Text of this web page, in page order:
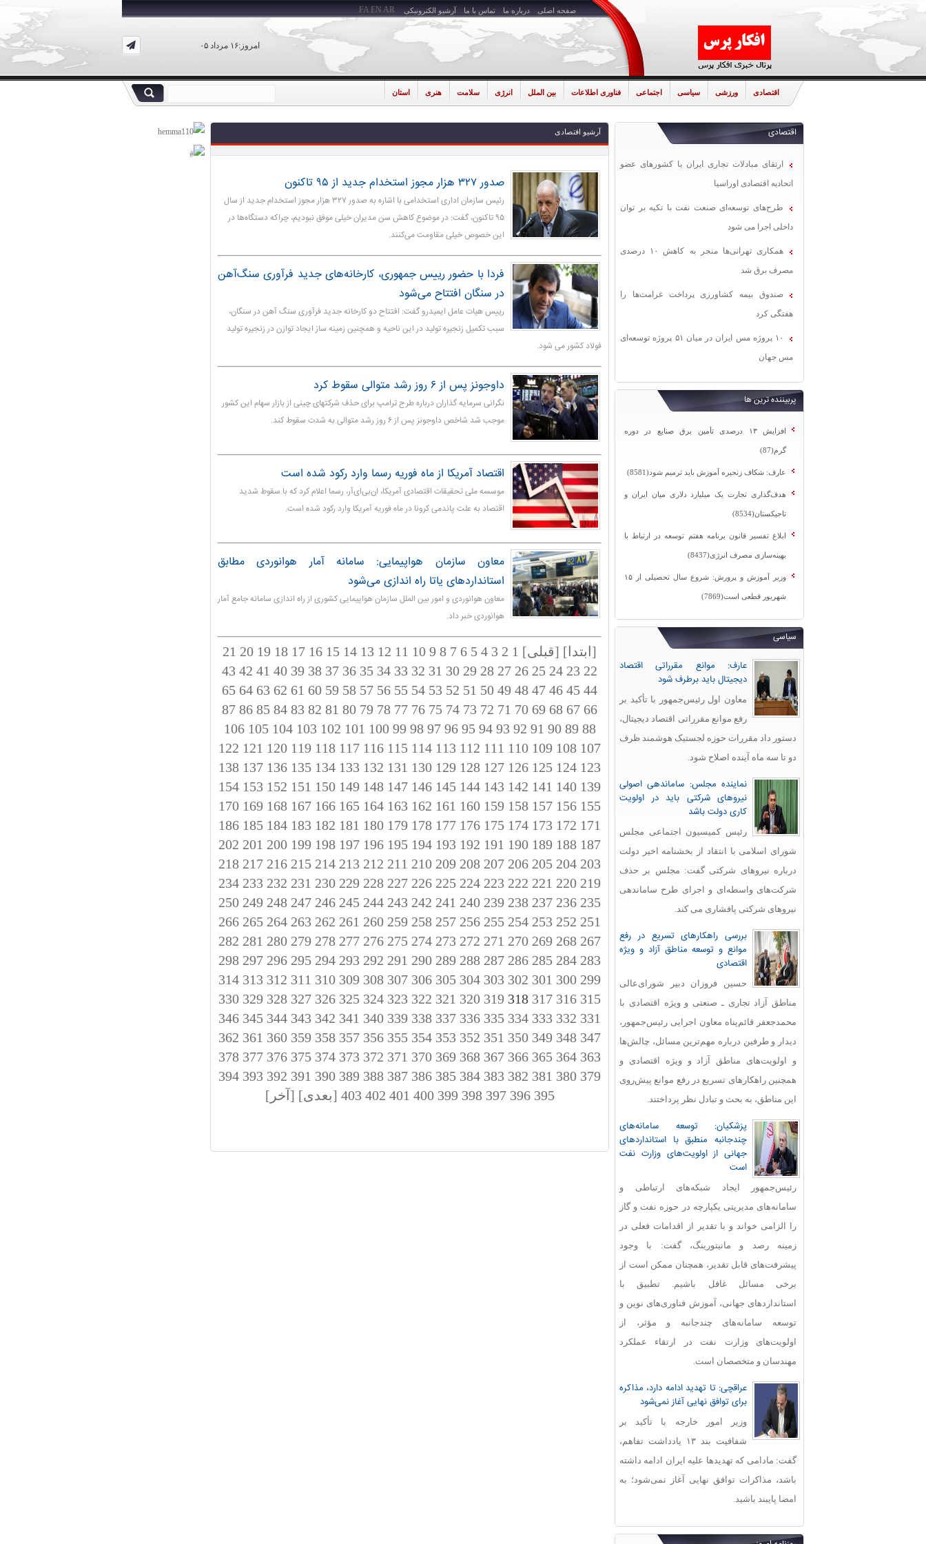
صفحه اصلی درباره ما تماس با ما آرشیو الکترونیکی
امروز:۱۶ مرداد ۰۵
FA EN AR
اقتصادی ورزشی سیاسی اجتماعی فناوری اطلاعات بین الملل انرژی سلامت هنری استان
اقتصادی
ارتقای مبادلات تجاری ایران با کشورهای عضو
اتحادیه اقتصادی اوراسیا
طرح‌های توسعه‌ای صنعت نفت با تکیه بر توان
داخلی اجرا می شود
همکاری تهرانی‌ها منجر به کاهش ۱۰ درصدی
مصرف برق شد
صندوق بیمه کشاورزی پرداخت غرامت‌ها را
هفتگی کرد
۱۰ پروژه مس ایران در میان ۵۱ پروژه توسعه‌ای
مس جهان
پربیننده ترین ها
افزایش ۱۳ درصدی تأمین برق صنایع در دوره
گرم(87)
عارف: شکاف زنجیره آموزش باید ترمیم شود(8581)
هدف‌گذاری تجارت یک میلیارد دلاری میان ایران و
تاجیکستان(8534)
ابلاغ تفسیر قانون برنامه هفتم توسعه در ارتباط با
بهینه‌سازی مصرف انرژی(8437)
وزیر آموزش و پرورش: شروع سال تحصیلی از ۱۵
شهریور قطعی است(7869)
سیاسی
عارف: موانع مقرراتی اقتصاد
دیجیتال باید برطرف شود
معاون اول رئیس‌جمهور با تأکید بر
رفع موانع مقرراتی اقتصاد دیجیتال،
دستور داد مقررات حوزه لجستیک هوشمند ظرف
دو تا سه ماه آینده اصلاح شود.
نماینده مجلس: ساماندهی اصولی
نیروهای شرکتی باید در اولویت
کاری دولت باشد
رئیس کمیسیون اجتماعی مجلس
شورای اسلامی با انتقاد از بخشنامه اخیر دولت
درباره نیروهای شرکتی گفت: مجلس بر حذف
شرکت‌های واسطه‌ای و اجرای طرح ساماندهی
نیروهای شرکتی پافشاری می کند.
بررسی راهکارهای تسریع در رفع
موانع و توسعه مناطق آزاد و ویژه
اقتصادی
حسین فروزان دبیر شورای‌عالی
مناطق آزاد تجاری ـ صنعتی و ویژه اقتصادی با
محمدجعفر قائم‌پناه معاون اجرایی رئیس‌جمهور،
دیدار و طرفین درباره مهم‌ترین مسائل، چالش‌ها
و اولویت‌های مناطق آزاد و ویژه اقتصادی و
همچنین راهکارهای تسریع در رفع موانع پیش‌روی
این مناطق، به بحث و تبادل نظر پرداختند.
پزشکیان: توسعه سامانه‌های
چندجانبه منطبق با استانداردهای
جهانی از اولویت‌های وزارت نفت
است
رئیس‌جمهور ایجاد شبکه‌های ارتباطی و
سامانه‌های مدیریتی یکپارچه در حوزه نفت و گاز
را الزامی خواند و با تقدیر از اقدامات فعلی در
زمینه رصد و مانیتورینگ، گفت: با وجود
پیشرفت‌های قابل‌ تقدیر، همچنان ممکن است از
برخی مسائل غافل باشیم. تطبیق با
استانداردهای جهانی، آموزش فناوری‌های نوین و
توسعه سامانه‌های چندجانبه و مؤثر، از
اولویت‌های وزارت نفت در ارتقاء عملکرد
مهندسان و متخصصان است.
عراقچی: تا تهدید ادامه دارد، مذاکره
برای توافق نهایی آغاز نمی‌شود
وزیر امور خارجه با تأکید بر
شفافیت بند ۱۳ یادداشت تفاهم،
گفت: مادامی که تهدیدها علیه ایران ادامه داشته
باشد، مذاکرات توافق نهایی آغاز نمی‌شود؛ به
امضا پایبند باشید.
آرشیو اقتصادی
صدور ۳۲۷ هزار مجوز استخدام جدید از ۹۵ تاکنون
رئیس سازمان اداری استخدامی با اشاره به صدور ۳۲۷ هزار مجوز استخدام جدید از سال
۹۵ تاکنون، گفت: در موضوع کاهش سن مدیران خیلی موفق نبودیم، چراکه دستگاه‌ها در
این خصوص خیلی مقاومت می‌کنند.
فردا با حضور رییس جمهوری، کارخانه‌های جدید فرآوری سنگ‌آهن
در سنگان افتتاح می‌شود
رییس هیات عامل ایمیدرو گفت: افتتاح دو کارخانه جدید فرآوری سنگ آهن در سنگان،
سبب تکمیل زنجیره تولید در این ناحیه و همچنین زمینه ساز ایجاد توازن در زنجیره تولید
فولاد کشور می شود.
داوجونز پس از ۶ روز رشد متوالی سقوط کرد
نگرانی سرمایه گذاران درباره طرح ترامپ برای حذف شرکتهای چینی از بازار سهام این کشور
موجب شد شاخص داوجونز پس از ۶ روز رشد متوالی به شدت سقوط کند.
اقتصاد آمریکا از ماه فوریه رسما وارد رکود شده است
موسسه ملی تحقیقات اقتصادی آمریکا، ان‌بی‌ای‌آر، رسما اعلام کرد که با سقوط شدید
اقتصاد به علت پاندمی کرونا در ماه فوریه آمریکا وارد رکود شده است.
معاون سازمان هواپیمایی: سامانه آمار هوانوردی مطابق
استانداردهای یاتا راه اندازی می‌شود
معاون هوانوردی و امور بین الملل سازمان هواپیمایی کشوری از راه اندازی سامانه جامع آمار
هوانوردی خبر داد.
[ابتدا] [قبلی] 1
2
3
4
5
6
7
8
9
10
11
12
13
14
15
16
17
18
19
20
21
22
23
24
25
26
27
28
29
30
31
32
33
34
35
36
37
38
39
40
41
42
43
44
45
46
47
48
49
50
51
52
53
54
55
56
57
58
59
60
61
62
63
64
65
66
67
68
69
70
71
72
73
74
75
76
77
78
79
80
81
82
83
84
85
86
87
88
89
90
91
92
93
94
95
96
97
98
99
100
101
102
103
104
105
106
107
108
109
110
111
112
113
114
115
116
117
118
119
120
121
122
123
124
125
126
127
128
129
130
131
132
133
134
135
136
137
138
139
140
141
142
143
144
145
146
147
148
149
150
151
152
153
154
155
156
157
158
159
160
161
162
163
164
165
166
167
168
169
170
171
172
173
174
175
176
177
178
179
180
181
182
183
184
185
186
187
188
189
190
191
192
193
194
195
196
197
198
199
200
201
202
203
204
205
206
207
208
209
210
211
212
213
214
215
216
217
218
219
220
221
222
223
224
225
226
227
228
229
230
231
232
233
234
235
236
237
238
239
240
241
242
243
244
245
246
247
248
249
250
251
252
253
254
255
256
257
258
259
260
261
262
263
264
265
266
267
268
269
270
271
272
273
274
275
276
277
278
279
280
281
282
283
284
285
286
287
288
289
290
291
292
293
294
295
296
297
298
299
300
301
302
303
304
305
306
307
308
309
310
311
312
313
314
315
316
317
319
320
321
322
323
324
325
326
327
328
329
330
331
332
333
334
335
336
337
338
339
340
341
342
343
344
345
346
347
348
349
350
351
352
353
354
355
356
357
358
359
360
361
362
363
364
365
366
367
368
369
370
371
372
373
374
375
376
377
378
379
380
381
382
383
384
385
386
387
388
389
390
391
392
393
394
395
396
397
398
399
400
401
402
403 [بعدی] [آخر]